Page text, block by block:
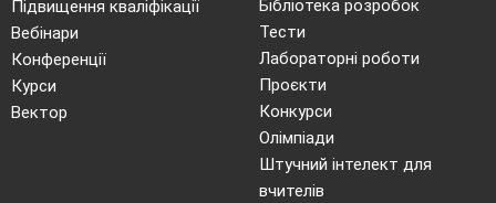
Закріплення знань
Виконати
спряження півкола радіусом
20 мм
з прямою, яка розміщена горизонтально
навпроти центра півкола. Радіус спряження
. Підведення підсумку заняття.(10
Підвищення кваліфікації
Вебінари
Конференції
Курси
Вектор
Бібліотека розробок
Тести
Лабораторні роботи
Проєкти
Конкурси
Олімпіади
Штучний інтелект для
вчителів